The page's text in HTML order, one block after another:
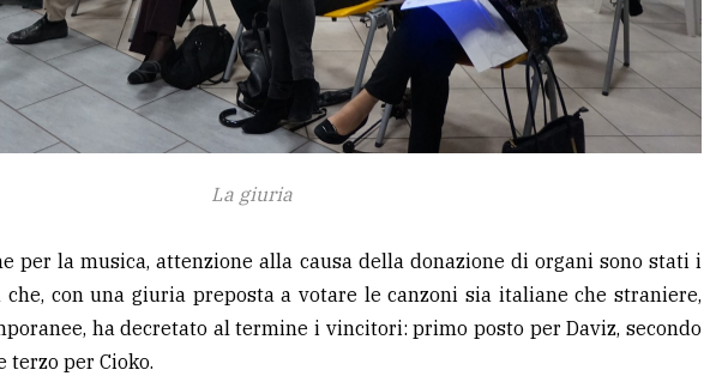
La giuria
per la musica, attenzione alla causa della donazione di organi sono stati i
con una giuria preposta a votare le canzoni sia italiane che straniere,
ha decretato al termine i vincitori: primo posto per Daviz, secondo
terzo per Cioko.